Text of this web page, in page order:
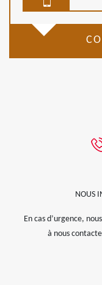
NOUS
En cas d’urgence,
à nous